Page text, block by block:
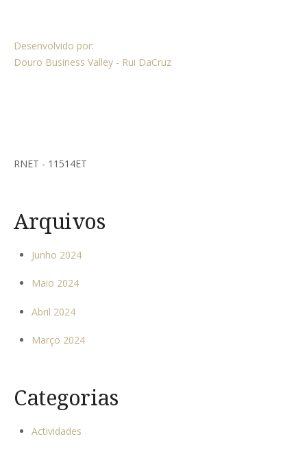
Desenvolvido por:
Douro Business Valley - Rui DaCruz
RNET - 11514ET
Arquivos
Junho 2024
Maio 2024
Abril 2024
Março 2024
Categorias
Actividades